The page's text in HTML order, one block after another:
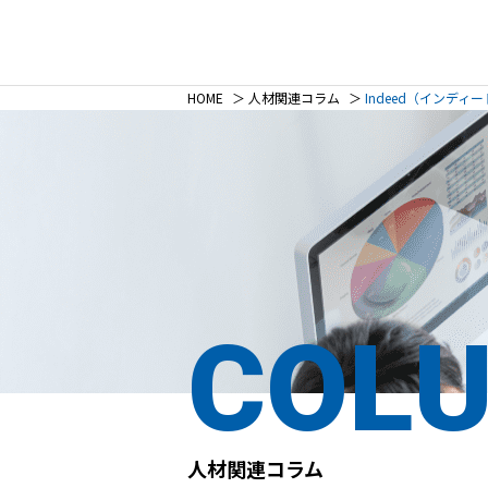
HOME ＞ 人材関連コラム ＞ Indeed（インディ
人材関連コラム